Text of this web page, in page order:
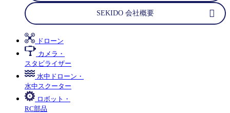
SEKIDO 会社概要
ドローン
カメラ・
スタビライザー
水中ドローン・
水中スクーター
ロボット・
RC部品